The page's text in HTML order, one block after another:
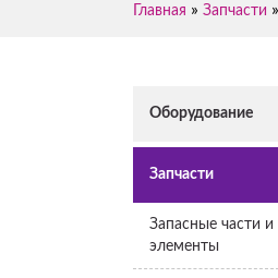
Главная » Запчасти »
Оборудование
Запчасти
Запасные части
элементы